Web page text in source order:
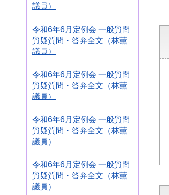
議員）
令和6年6月定例会 一般質問
質疑質問・答弁全文（林薫
議員）
令和6年6月定例会 一般質問
質疑質問・答弁全文（林薫
議員）
令和6年6月定例会 一般質問
質疑質問・答弁全文（林薫
議員）
令和6年6月定例会 一般質問
質疑質問・答弁全文（林薫
議員）